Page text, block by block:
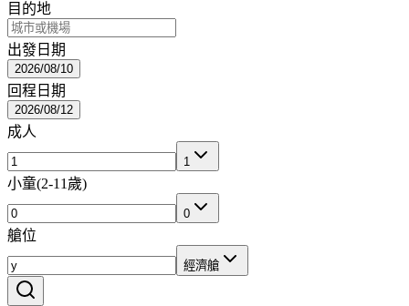
目的地
出發日期
2026/08/10
回程日期
2026/08/12
成人
1
小童(2-11歲)
0
艙位
經濟艙